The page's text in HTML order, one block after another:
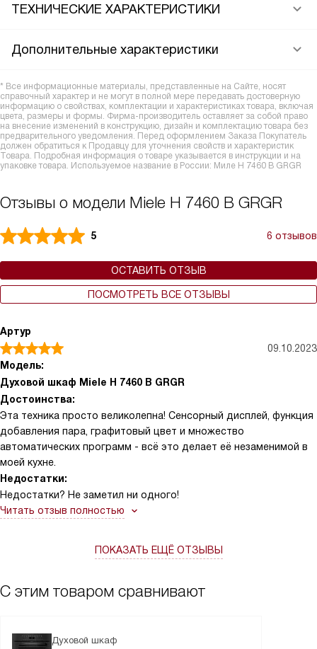
ТЕХНИЧЕСКИЕ ХАРАКТЕРИСТИКИ
Дополнительные характеристики
* Все информационные материалы, представленные на Сайте, носят
справочный характер и не могут в полной мере передавать достоверную
информацию о свойствах, комплектации и характеристиках товара, включая
цвета, размеры и формы. Фирма-производитель оставляет за собой право
на внесение изменений в конструкцию, дизайн и комплектацию товара без
предварительного уведомления. Перед оформлением Заказа Покупатель
должен обратиться к Продавцу для уточнения свойств и характеристик
Товара. Подробная информация о товаре указывается в инструкции и на
упаковке товара. Используемое название в России: Миле H 7460 B GRGR
Отзывы о модели Miele H 7460 B GRGR
5 6 отзывов
ОСТАВИТЬ ОТЗЫВ
ПОСМОТРЕТЬ ВСЕ ОТЗЫВЫ
Артур
09.10.2023
Модель:
Духовой шкаф Miele H 7460 B GRGR
Достоинства:
Эта техника просто великолепна! Сенсорный дисплей, функция
добавления пара, графитовый цвет и множество
автоматических программ - всё это делает её незаменимой в
моей кухне.
Недостатки:
Недостатки? Не заметил ни одного!
Читать отзыв полностью
ПОКАЗАТЬ ЕЩЁ ОТЗЫВЫ
С этим товаром сравнивают
Духовой шкаф